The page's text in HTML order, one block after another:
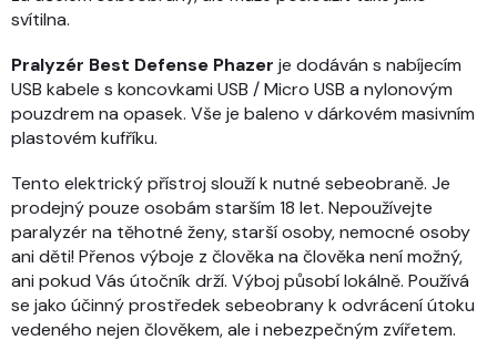
svítilna.
Pralyzér Best Defense Phazer je dodáván s nabíjecím
USB kabele s koncovkami USB / Micro USB a nylonovým
pouzdrem na opasek. Vše je baleno v dárkovém masivním
plastovém kufříku.
Tento elektrický přístroj slouží k nutné sebeobraně. Je
prodejný pouze osobám starším 18 let. Nepoužívejte
paralyzér na těhotné ženy, starší osoby, nemocné osoby
ani děti! Přenos výboje z člověka na člověka není možný,
ani pokud Vás útočník drží. Výboj působí lokálně. Používá
se jako účinný prostředek sebeobrany k odvrácení útoku
vedeného nejen člověkem, ale i nebezpečným zvířetem.